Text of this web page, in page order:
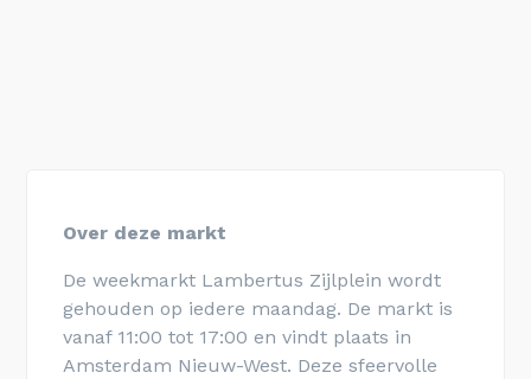
Over deze markt
De weekmarkt Lam­ber­tus Zijl­plein wordt
gehouden op iedere maandag. De markt is
vanaf 11:00 tot 17:00 en vindt plaats in
Amsterdam Nieuw-West. Deze sfeervolle